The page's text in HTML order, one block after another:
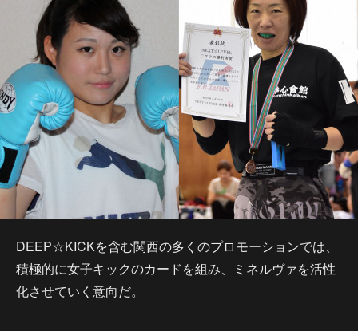
DEEP☆KICKを含む関西の多くのプロモーションでは、
積極的に女子キックのカードを組み、ミネルヴァを活性
化させていく意向だ。